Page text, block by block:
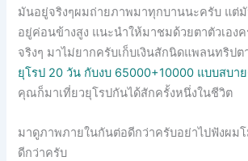
มันอยู่จริงๆผมถ่ายภาพมาทุกบานนะครับ แต่
อยู่ค่อนข้างสูง แนะนำให้มาชมด้วยตาตัวเอง
จริงๆ มาไม่ยากครับเก็บเงินสักนิดแพลนทริป
ยุโรป 20 วัน กับงบ 65000+10000 แบบสบา
คุณก็มาเที่ยวยุโรปกันได้สักครั้งหนึ่งในชีวิต
มาดูภาพภายในกันต่อดีกว่าครับอย่าไปฟังผม
ดีกว่าครับ